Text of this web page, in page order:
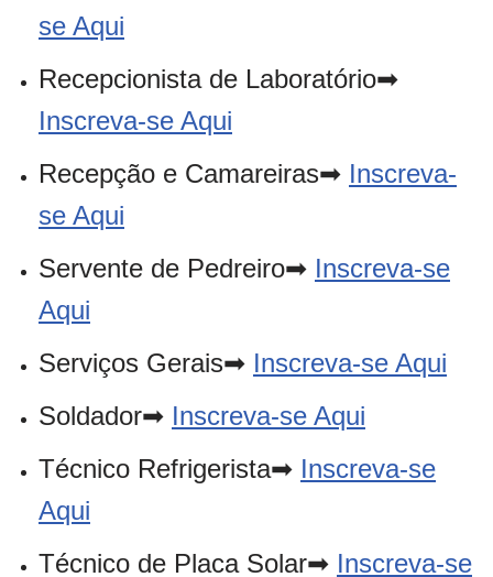
se Aqui
Recepcionista de Laboratório➡
Inscreva-se Aqui
Recepção e Camareiras➡ Inscreva-
se Aqui
Servente de Pedreiro➡ Inscreva-se
Aqui
Serviços Gerais➡ Inscreva-se Aqui
Soldador➡ Inscreva-se Aqui
Técnico Refrigerista➡ Inscreva-se
Aqui
Técnico de Placa Solar➡ Inscreva-se